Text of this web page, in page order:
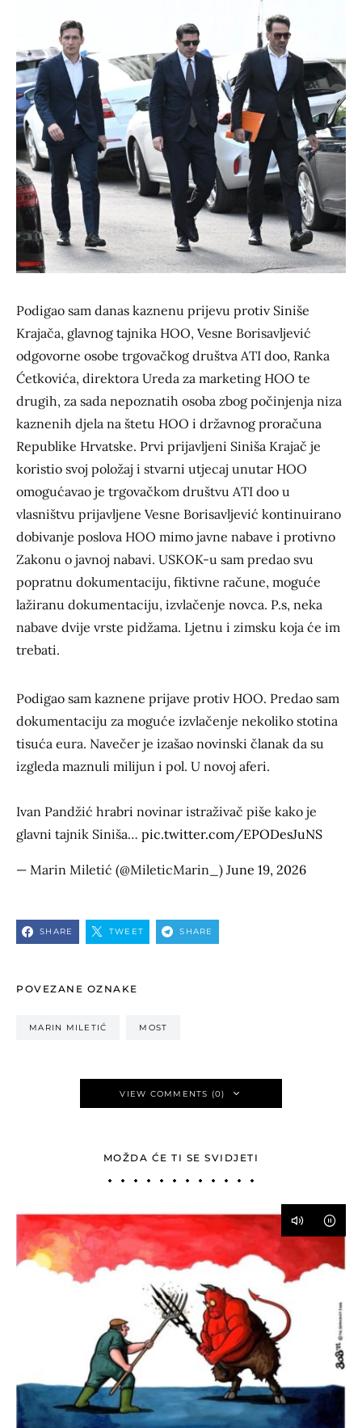
Podigao sam danas kaznenu prijevu protiv Siniše
Krajača, glavnog tajnika HOO, Vesne Borisavljević
odgovorne osobe trgovačkog društva ATI doo, Ranka
Ćetkovića, direktora Ureda za marketing HOO te
drugih, za sada nepoznatih osoba zbog počinjenja niza
kaznenih djela na štetu HOO i državnog proračuna
Republike Hrvatske. Prvi prijavljeni Siniša Krajač je
koristio svoj položaj i stvarni utjecaj unutar HOO
omogućavao je trgovačkom društvu ATI doo u
vlasništvu prijavljene Vesne Borisavljević kontinuirano
dobivanje poslova HOO mimo javne nabave i protivno
Zakonu o javnoj nabavi. USKOK-u sam predao svu
popratnu dokumentaciju, fiktivne račune, moguće
lažiranu dokumentaciju, izvlačenje novca. P.s, neka
nabave dvije vrste pidžama. Ljetnu i zimsku koja će im
trebati.
Podigao sam kaznene prijave protiv HOO. Predao sam
dokumentaciju za moguće izvlačenje nekoliko stotina
tisuća eura. Navečer je izašao novinski članak da su
izgleda maznuli milijun i pol. U novoj aferi.
Ivan Pandžić hrabri novinar istraživač piše kako je
glavni tajnik Siniša… pic.twitter.com/EPODesJuNS
— Marin Miletić (@MileticMarin_) June 19, 2026
SHARE TWEET SHARE
POVEZANE OZNAKE
MARIN MILETIĆ MOST
VIEW COMMENTS (0)
MOŽDA ĆE TI SE SVIDJETI